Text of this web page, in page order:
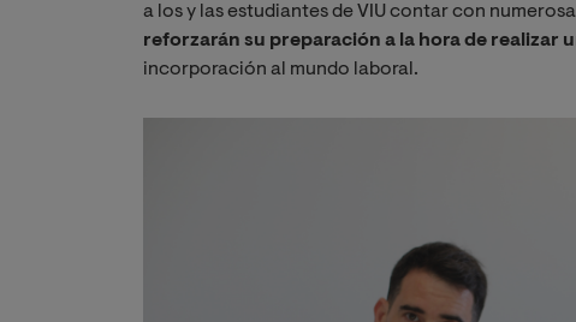
a los y las estudiantes de VIU contar con
reforzarán su preparación a la hora de realizar
incorporación al mundo laboral.